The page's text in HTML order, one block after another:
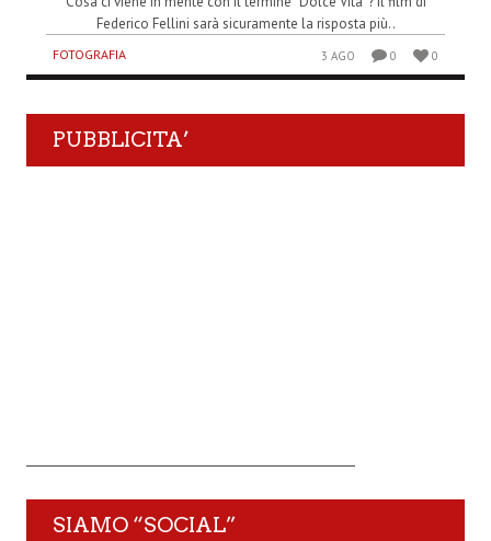
Federico Fellini sarà sicuramente la risposta più..
FOTOGRAFIA 3 AGO 0 0
PUBBLICITA’
SIAMO “SOCIAL”